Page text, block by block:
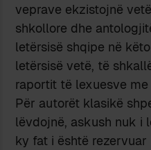
veprave ekzistojnë
shkollore dhe
letërsisë shqipe në
letërsisë vetë, të
raportit të lexuesve me
Për autorët klasikë
lëvdojnë, askush nuk i
ky fat i është rezervuar